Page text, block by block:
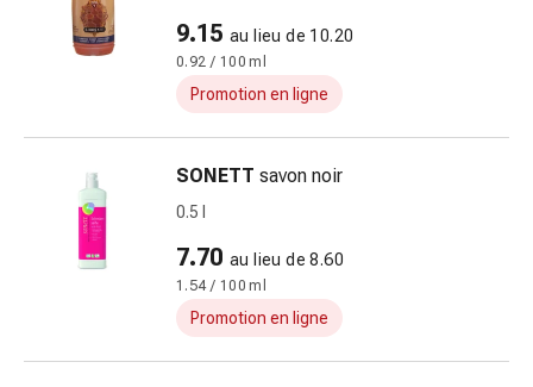
Pansements
Pommades
plaies
Pansement
Sutures
cutanées
adhésives
9.15 au lieu de 10.20
0.92 / 100 ml
Promotion en ligne
SONETT savon noir
0.5 l
7.70 au lieu de 8.60
1.54 / 100 ml
Promotion en ligne